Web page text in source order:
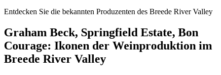
Entdecken Sie die bekannten Produzenten des Breede River Valley
Graham Beck, Springfield Estate, Bon
Courage: Ikonen der Weinproduktion im
Breede River Valley